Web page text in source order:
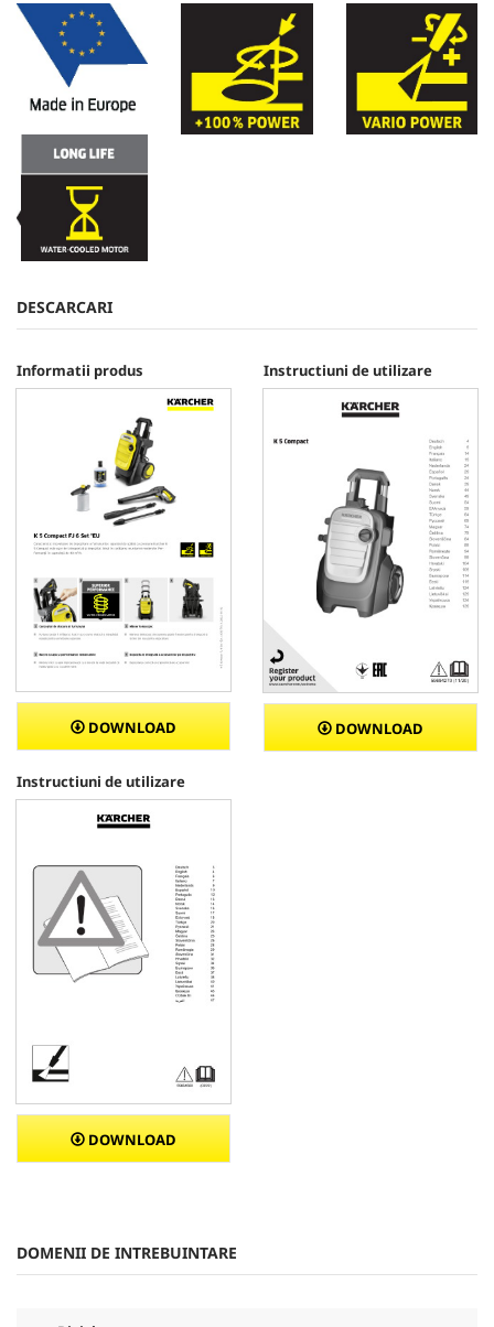
DESCARCARI
Informatii produs
DOWNLOAD
Instructiuni de utilizare
DOWNLOAD
Instructiuni de utilizare
DOWNLOAD
DOMENII DE INTREBUINTARE